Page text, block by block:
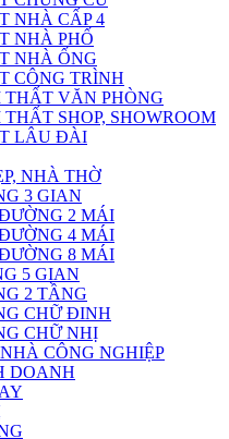
NHÀ CẤP 4
NHÀ PHỐ
NHÀ ỐNG
CÔNG TRÌNH
VĂN PHÒNG
SHOP, SHOWROOM
LÂU ĐÀI
NHÀ THỜ
3 GIAN
2 MÁI
4 MÁI
8 MÁI
5 GIAN
2 TẦNG
CHỮ ĐINH
CHỮ NHỊ
CÔNG NGHIỆP
DOANH